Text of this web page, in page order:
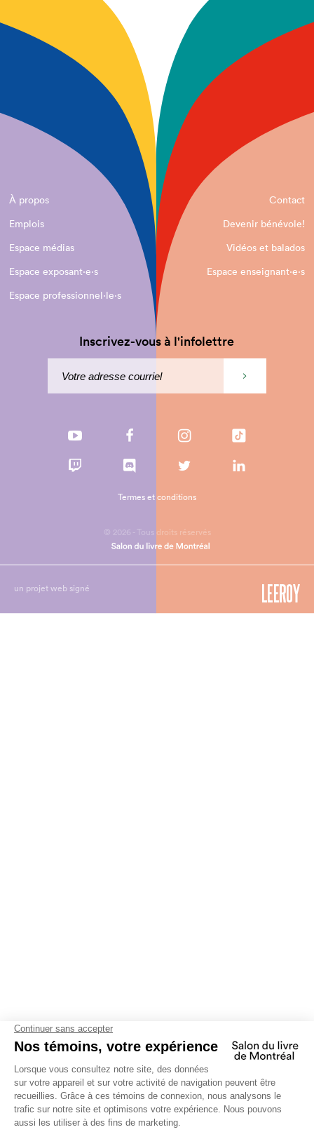
À propos
Contact
Emplois
Devenir bénévole!
Espace médias
Vidéos et balados
Espace exposant·e⋅s
Espace enseignant·e⋅s
Espace professionnel·le⋅s
Inscrivez-vous à l'infolettre
© 2026 - Tous droits réservés
Termes et conditions
un projet web signé